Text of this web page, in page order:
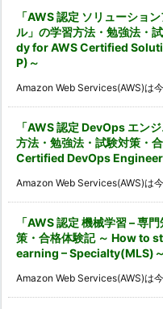
「AWS 認定 ソリューショ
ル」の学習方法・勉強法・
dy for AWS Certified
P)～
Amazon Web Services(AWS)は
「AWS 認定 DevOps エン
方法・勉強法・試験対策・
Certified DevOps
Amazon Web Services(AWS)は
「AWS 認定 機械学習 – 専
策・合格体験記 ～ How to
earning – Specialty(MLS)～
Amazon Web Services(AWS)は